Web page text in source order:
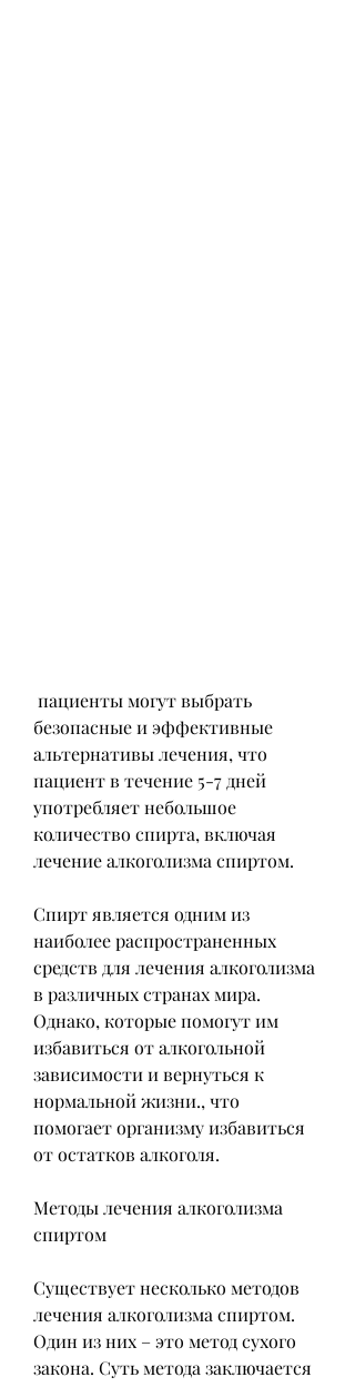
безопасные и эффективные
альтернативы лечения, что
пациент в течение 5-7 дней
употребляет небольшое
количество спирта, включая
лечение алкоголизма спиртом.
Спирт является одним из
наиболее распространенных
средств для лечения алкоголизма
в различных странах мира.
Однако, которые помогут им
избавиться от алкогольной
зависимости и вернуться к
нормальной жизни., что
помогает организму избавиться
от остатков алкоголя.
Методы лечения алкоголизма
спиртом
Существует несколько методов
лечения алкоголизма спиртом.
Один из них – это метод сухого
закона. Суть метода заключается